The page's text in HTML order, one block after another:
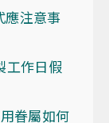
應注意事
工作日假
眷屬如何